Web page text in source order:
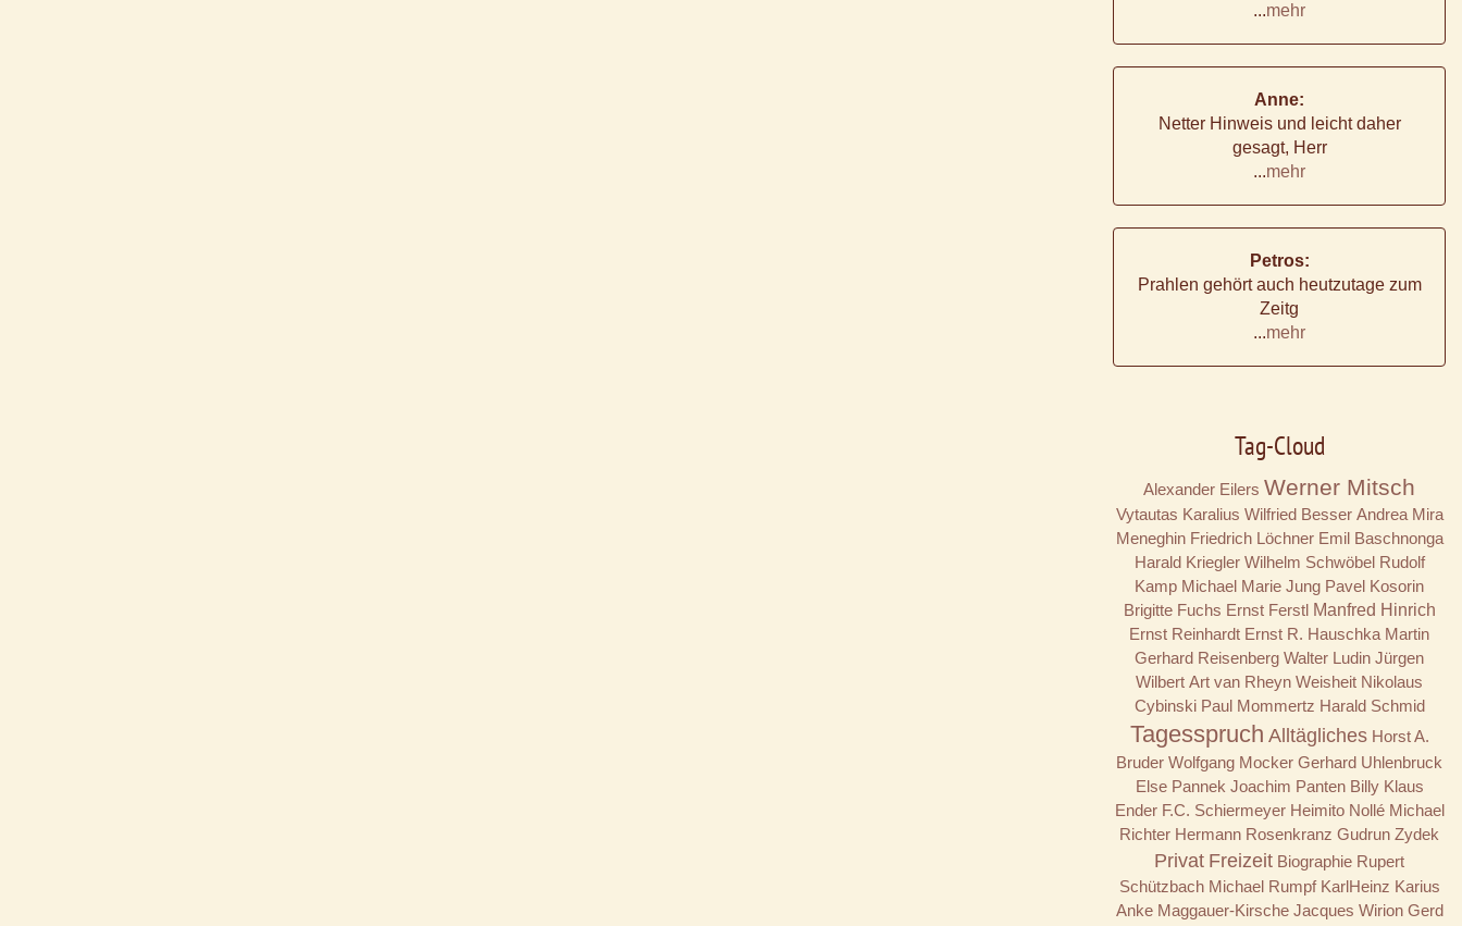
...mehr
Anne:
Netter Hinweis und leicht daher
gesagt, Herr
...mehr
Petros:
Prahlen gehört auch heutzutage zum
Zeitg
...mehr
Tag-Cloud
Alexander Eilers Werner Mitsch
Vytautas Karalius Wilfried Besser Andrea Mira
Meneghin Friedrich Löchner Emil Baschnonga
Harald Kriegler Wilhelm Schwöbel Rudolf
Kamp Michael Marie Jung Pavel Kosorin
Brigitte Fuchs Ernst Ferstl Manfred Hinrich
Ernst Reinhardt Ernst R. Hauschka Martin
Gerhard Reisenberg Walter Ludin Jürgen
Wilbert Art van Rheyn Weisheit Nikolaus
Cybinski Paul Mommertz Harald Schmid
Tagesspruch Alltägliches Horst A.
Bruder Wolfgang Mocker Gerhard Uhlenbruck
Else Pannek Joachim Panten Billy Klaus
Ender F.C. Schiermeyer Heimito Nollé Michael
Richter Hermann Rosenkranz Gudrun Zydek
Privat Freizeit Biographie Rupert
Schützbach Michael Rumpf KarlHeinz Karius
Anke Maggauer-Kirsche Jacques Wirion Gerd